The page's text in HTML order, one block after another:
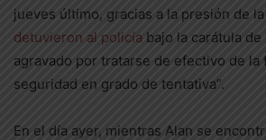
jueves último, gracias a la presión de
detuvieron al policía bajo la carátula de
agravado por tratarse de efectivo de la
seguridad en grado de tentativa”.
En el día ayer, mientras Alan se